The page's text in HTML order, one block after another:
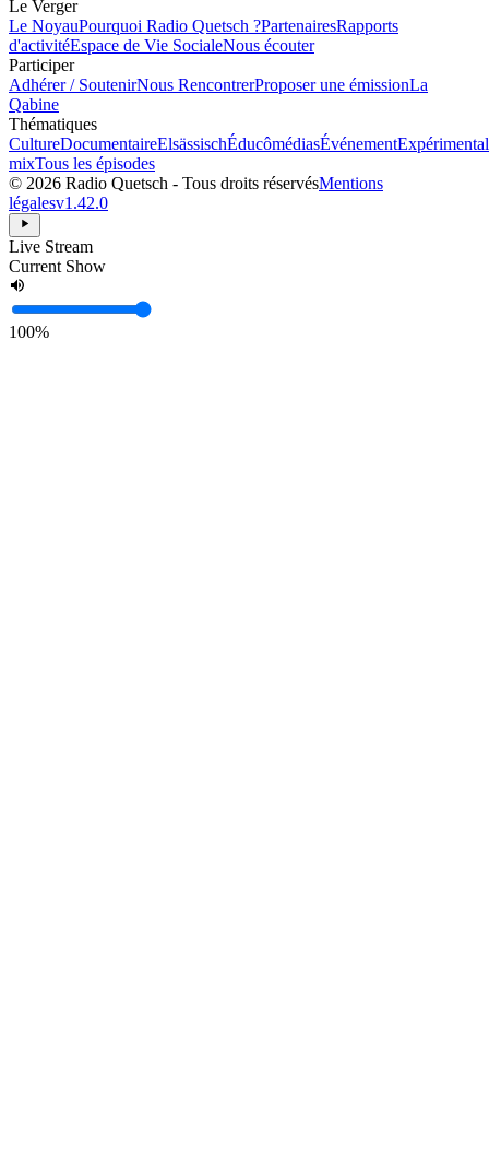
Le Verger
Le NoyauPourquoi Radio Quetsch ?PartenairesRapports
d'activitéEspace de Vie SocialeNous écouter
Participer
Adhérer / SoutenirNous RencontrerProposer une émissionLa
Qabine
Thématiques
CultureDocumentaireElsässischÉducômédiasÉvénementExpérimental
mixTous les épisodes
© 2026 Radio Quetsch - Tous droits réservésMentions
légalesv1.42.0
Live Stream
Current Show
100%